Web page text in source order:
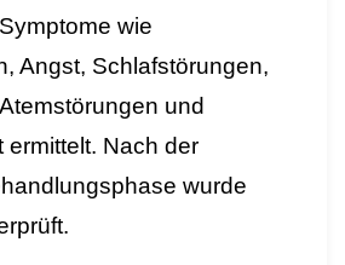
wie
Angst, Schlafstörungen,
und
ermittelt. Nach der
wurde